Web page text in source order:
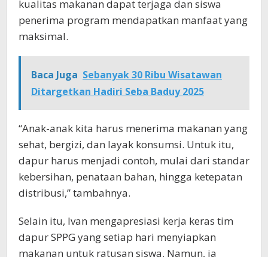
kualitas makanan dapat terjaga dan siswa
penerima program mendapatkan manfaat yang
maksimal.
Baca Juga Sebanyak 30 Ribu Wisatawan
Ditargetkan Hadiri Seba Baduy 2025
“Anak-anak kita harus menerima makanan yang
sehat, bergizi, dan layak konsumsi. Untuk itu,
dapur harus menjadi contoh, mulai dari standar
kebersihan, penataan bahan, hingga ketepatan
distribusi,” tambahnya.
Selain itu, Ivan mengapresiasi kerja keras tim
dapur SPPG yang setiap hari menyiapkan
makanan untuk ratusan siswa. Namun, ia